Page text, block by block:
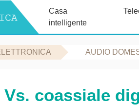
Casa
intelligente
AUDIO
Vs. coassiale